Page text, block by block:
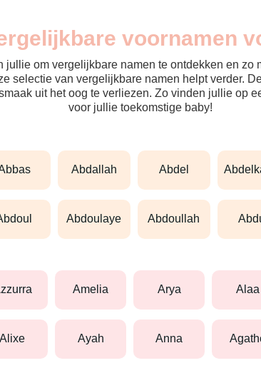
voornamen
om vergelijkbare namen te ontdekken en
selectie van vergelijkbare namen helpt verder.
uit het oog te verliezen. Zo vinden jullie op
voor jullie toekomstige baby!
abbas abdallah abdel
abdoul abdoulaye abdoullah
azzurra amelia arya alaa
alixe ayah anna